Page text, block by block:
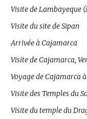
Visite de Lambayeque
Visite du site de Sipan
Arrivée à Cajamarca
Visite de Cajamarca,
Voyage de Cajamarca
Visite des Temples du
Visite du temple du